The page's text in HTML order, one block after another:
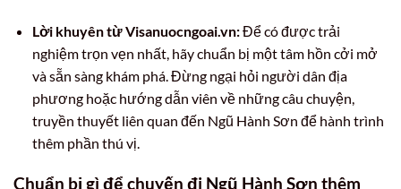
Lời khuyên từ Visanuocngoai.vn:Để có được trải
nghiệm trọn vẹn nhất, hãy chuẩn bị một tâm hồn cởi mở
và sẵn sàng khám phá. Đừng ngại hỏi người dân địa
phương hoặc hướng dẫn viên về những câu chuyện,
truyền thuyết liên quan đến Ngũ Hành Sơn để hành trình
thêm phần thú vị.
Chuẩn bị gì để chuyến đi Ngũ Hành Sơn thêm